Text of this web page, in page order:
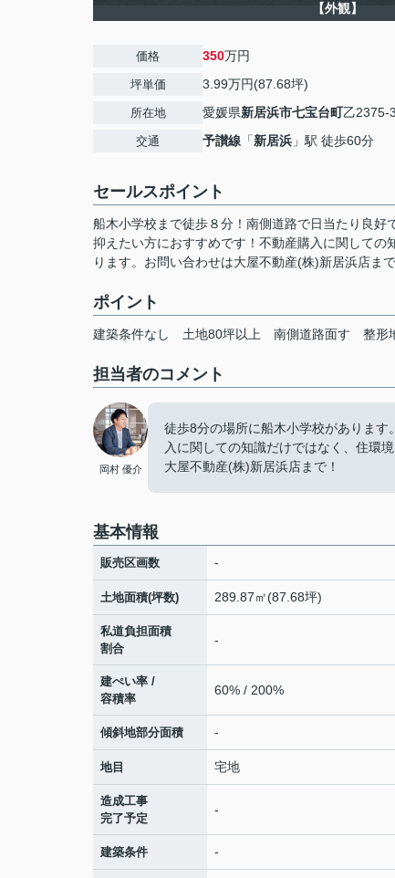
【外観】
価格 350万円
坪単価 3.99万円(87.68坪)
所在地 愛媛県新居浜市七宝台町乙2375-
交通 予讃線 「新居浜 」駅 徒歩60分
セールスポイント
船木小学校まで徒歩８分！南側道路で日当たり良
抑えたい方におすすめです！不動産購入に関して
ります。お問い合わせは大屋不動産(株)新居浜店まで
ポイント
建築条件なし 土地80坪以上 南側道路面す 整形
担当者のコメント
岡村 優介
徒歩8分の場所に船木小学校がありま
入に関しての知識だけではなく、住環
大屋不動産(株)新居浜店まで！
基本情報
販売区画数 -
土地面積(坪数) 289.87㎡(87.68坪)
私道負担面積
割合
-
建ぺい率 /
容積率
60% / 200%
傾斜地部分面積 -
地目 宅地
造成工事
完了予定
-
建築条件 -